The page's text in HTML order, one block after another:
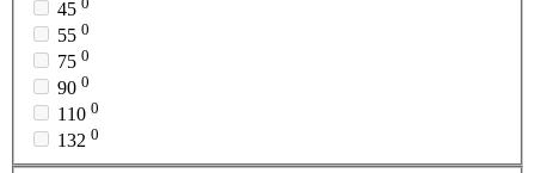
45
55 0
75 0
90 0
110 0
132 0